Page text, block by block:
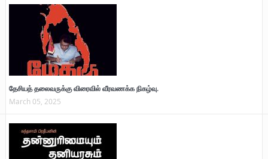
தேசியத் தலைவருக்கு விரைவில் வீரவணக்க நிகழ்வு.
March 05, 2025